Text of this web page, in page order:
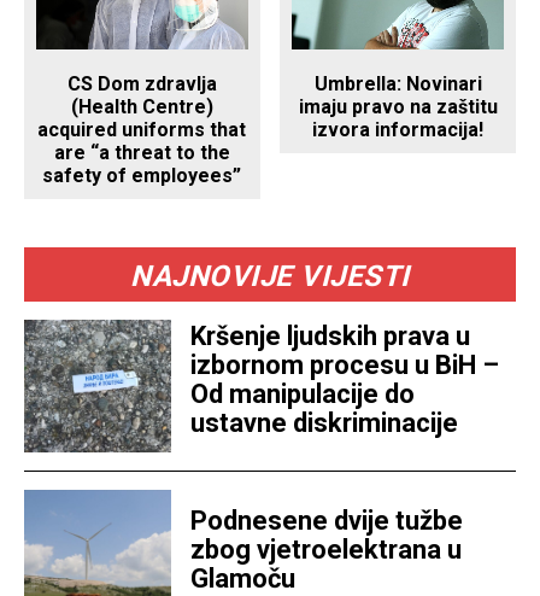
CS Dom zdravlja
(Health Centre)
acquired uniforms that
are “a threat to the
safety of employees”
Umbrella: Novinari
imaju pravo na zaštitu
izvora informacija!
NAJNOVIJE VIJESTI
Kršenje ljudskih prava u
izbornom procesu u BiH –
Od manipulacije do
ustavne diskriminacije
Podnesene dvije tužbe
zbog vjetroelektrana u
Glamoču